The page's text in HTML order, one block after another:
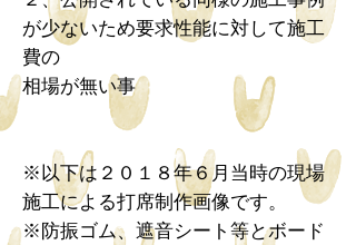
が少ないため要求性能に対して施工
費の
相場が無い事
※以下は２０１８年６月当時の現場
施工による打席制作画像です。
※防振ゴム、遮音シート等とボード